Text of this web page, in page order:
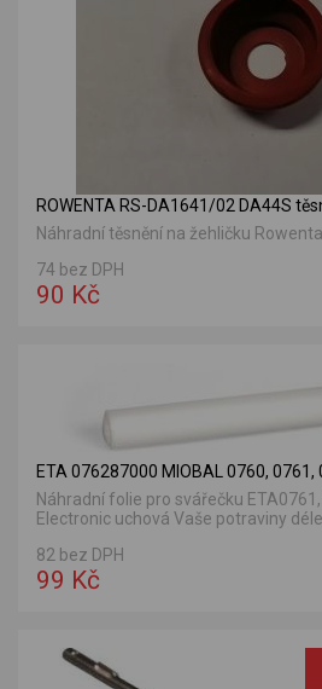
ROWENTA RS-DA1641/02 DA44S
Náhradní těsnění na žehličku
74 bez DPH
90 Kč
ETA 076287000 MIOBAL 0760, 0761,
Náhradní folie pro svářečku
Electronic uchová Vaše potraviny
82 bez DPH
99 Kč